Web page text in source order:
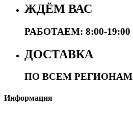
ЖДЁМ ВАС
РАБОТАЕМ: 8:00-19:00
ДОСТАВКА
ПО ВСЕМ РЕГИОНАМ
Информация